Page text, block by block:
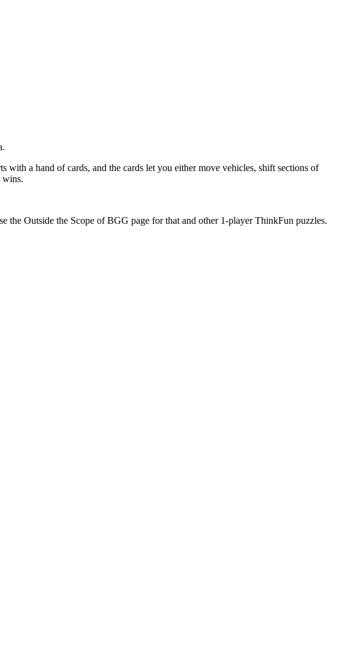
with a hand of cards, and the cards let you either move vehicles, shift sections of
wins.
the Outside the Scope of BGG page for that and other 1-player ThinkFun puzzles.